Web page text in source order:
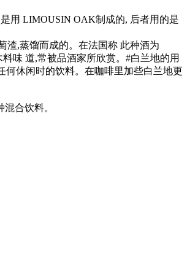
用 LIMOUSIN OAK制成的, 后者用的是
渣,蒸馏而成的。在法国称 此种酒为
味 道,常被品酒家所欣赏。#白兰地的用
休闲时的饮料。在咖啡里加些白兰地更
合饮料。